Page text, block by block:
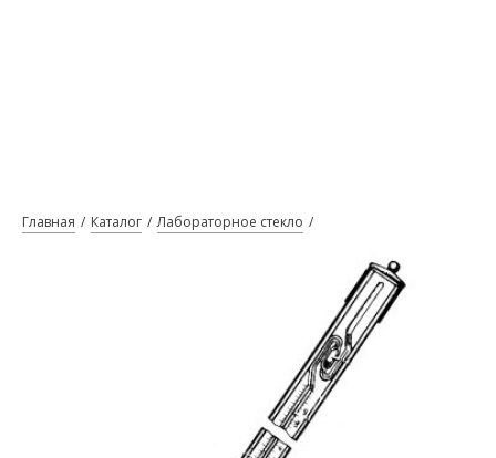
Главная Каталог Лабораторное стекло